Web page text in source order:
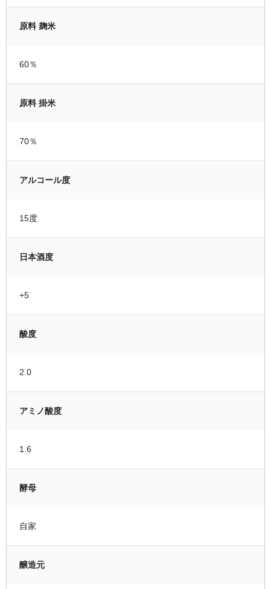
原料 麹米
60％
原料 掛米
70％
アルコール度
15度
日本酒度
+5
酸度
2.0
アミノ酸度
1.6
酵母
自家
醸造元